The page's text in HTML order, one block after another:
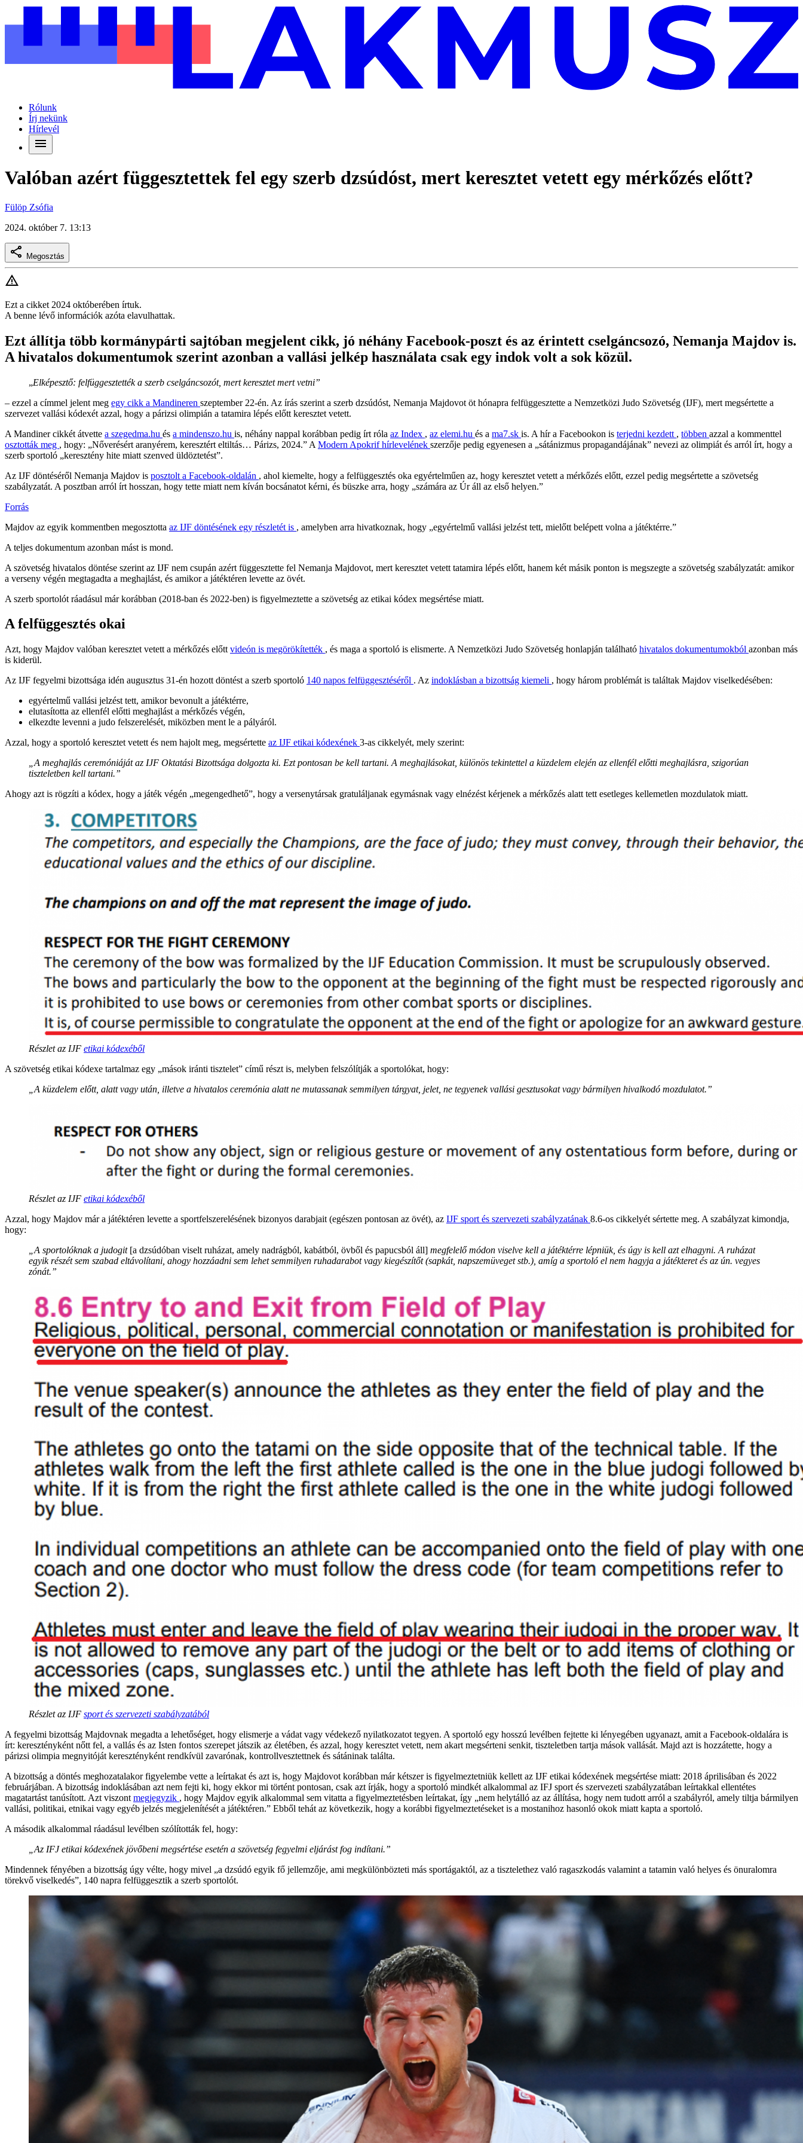
Rólunk
Írj nekünk
Hírlevél
Valóban azért függesztettek fel egy szerb dzsúdóst, mert keresztet vetett egy mérkőzés előtt?
Fülöp Zsófia
2024. október 7. 13:13
Megosztás
Ezt a cikket 2024 októberében írtuk.
A benne lévő információk azóta elavulhattak.
Ezt állítja több kormánypárti sajtóban megjelent cikk, jó néhány Facebook-poszt és az érintett cselgáncsozó, Nemanja Majdov is.
A hivatalos dokumentumok szerint azonban a vallási jelkép használata csak egy indok volt a sok közül.
„Elképesztő: felfüggesztették a szerb cselgáncsozót, mert keresztet mert vetni”
– ezzel a címmel jelent meg egy cikk a Mandineren szeptember 22-én. Az írás szerint a szerb dzsúdóst, Nemanja Majdovot öt hónapra felfüggesztette a Nemzetközi Judo Szövetség (IJF), mert megsértette a
szervezet vallási kódexét azzal, hogy a párizsi olimpián a tatamira lépés előtt keresztet vetett.
A Mandiner cikkét átvette a szegedma.hu és a mindenszo.hu is, néhány nappal korábban pedig írt róla az Index , az elemi.hu és a ma7.sk is. A hír a Facebookon is terjedni kezdett , többen azzal a kommenttel
osztották meg , hogy: „Nőverésért aranyérem, keresztért eltiltás… Párizs, 2024.” A Modern Apokrif hírlevelének szerzője pedig egyenesen a „sátánizmus propagandájának” nevezi az olimpiát és arról írt, hogy a
szerb sportoló „keresztény hite miatt szenved üldöztetést”.
Az IJF döntéséről Nemanja Majdov is posztolt a Facebook-oldalán , ahol kiemelte, hogy a felfüggesztés oka egyértelműen az, hogy keresztet vetett a mérkőzés előtt, ezzel pedig megsértette a szövetség
szabályzatát. A posztban arról írt hosszan, hogy tette miatt nem kíván bocsánatot kérni, és büszke arra, hogy „számára az Úr áll az első helyen.”
Forrás
Majdov az egyik kommentben megosztotta az IJF döntésének egy részletét is , amelyben arra hivatkoznak, hogy „egyértelmű vallási jelzést tett, mielőtt belépett volna a játéktérre.”
A teljes dokumentum azonban mást is mond.
A szövetség hivatalos döntése szerint az IJF nem csupán azért függesztette fel Nemanja Majdovot, mert keresztet vetett tatamira lépés előtt, hanem két másik ponton is megszegte a szövetség szabályzatát: amikor
a verseny végén megtagadta a meghajlást, és amikor a játéktéren levette az övét.
A szerb sportolót ráadásul már korábban (2018-ban és 2022-ben) is figyelmeztette a szövetség az etikai kódex megsértése miatt.
A felfüggesztés okai
Azt, hogy Majdov valóban keresztet vetett a mérkőzés előtt videón is megörökítették , és maga a sportoló is elismerte. A Nemzetközi Judo Szövetség honlapján található hivatalos dokumentumokból azonban más
is kiderül.
Az IJF fegyelmi bizottsága idén augusztus 31-én hozott döntést a szerb sportoló 140 napos felfüggesztéséről . Az indoklásban a bizottság kiemeli , hogy három problémát is találtak Majdov viselkedésében:
egyértelmű vallási jelzést tett, amikor bevonult a játéktérre,
elutasította az ellenfél előtti meghajlást a mérkőzés végén,
elkezdte levenni a judo felszerelését, miközben ment le a pályáról.
Azzal, hogy a sportoló keresztet vetett és nem hajolt meg, megsértette az IJF etikai kódexének 3-as cikkelyét, mely szerint:
„A meghajlás ceremóniáját az IJF Oktatási Bizottsága dolgozta ki. Ezt pontosan be kell tartani. A meghajlásokat, különös tekintettel a küzdelem elején az ellenfél előtti meghajlásra, szigorúan
tiszteletben kell tartani.”
Ahogy azt is rögzíti a kódex, hogy a játék végén „megengedhető”, hogy a versenytársak gratuláljanak egymásnak vagy elnézést kérjenek a mérkőzés alatt tett esetleges kellemetlen mozdulatok miatt.
Részlet az IJF etikai kódexéből
A szövetség etikai kódexe tartalmaz egy „mások iránti tisztelet” című részt is, melyben felszólítják a sportolókat, hogy:
„A küzdelem előtt, alatt vagy után, illetve a hivatalos ceremónia alatt ne mutassanaksemmilyen tárgyat, jelet, ne tegyenek vallási gesztusokat vagy bármilyen hivalkodó mozdulatot.”
Részlet az IJF etikai kódexéből
Azzal, hogy Majdov már a játéktéren levette a sportfelszerelésének bizonyos darabjait (egészen pontosan az övét), az IJF sport és szervezeti szabályzatának 8.6-os cikkelyét sértette meg. A szabályzat kimondja,
hogy:
„A sportolóknak a judogit [a dzsúdóban viselt ruházat, amely nadrágból, kabátból, övből és papucsból áll] megfelelő módon viselve kell a játéktérre lépniük, és úgy is kell azt elhagyni. A ruházat
egyik részét sem szabad eltávolítani, ahogy hozzáadni sem lehet semmilyen ruhadarabot vagy kiegészítőt (sapkát, napszemüveget stb.), amíg a sportoló el nem hagyja a játékteret és az ún. vegyes
zónát.”
Részlet az IJF sport és szervezeti szabályzatából
A fegyelmi bizottság Majdovnak megadta a lehetőséget, hogy elismerje a vádat vagy védekező nyilatkozatot tegyen. A sportoló egy hosszú levélben fejtette ki lényegében ugyanazt, amit a Facebook-oldalára is
írt: keresztényként nőtt fel, a vallás és az Isten fontos szerepet játszik az életében, és azzal, hogy keresztet vetett, nem akart megsérteni senkit, tiszteletben tartja mások vallását. Majd azt is hozzátette, hogy a
párizsi olimpia megnyitóját keresztényként rendkívül zavarónak, kontrollvesztettnek és sátáninak találta.
A bizottság a döntés meghozatalakor figyelembe vette a leírtakat és azt is, hogy Majdovot korábban már kétszer is figyelmeztetniük kellett az IJF etikai kódexének megsértése miatt: 2018 áprilisában és 2022
februárjában. A bizottság indoklásában azt nem fejti ki, hogy ekkor mi történt pontosan, csak azt írják, hogy a sportoló mindkét alkalommal az IFJ sport és szervezeti szabályzatában leírtakkal ellentétes
magatartást tanúsított. Azt viszont megjegyzik , hogy Majdov egyik alkalommal sem vitatta a figyelmeztetésben leírtakat, így „nem helytálló az az állítása, hogy nem tudott arról a szabályról, amely tiltja bármilyen
vallási, politikai, etnikai vagy egyéb jelzés megjelenítését a játéktéren.” Ebből tehát az következik, hogy a korábbi figyelmeztetéseket is a mostanihoz hasonló okok miatt kapta a sportoló.
A második alkalommal ráadásul levélben szólították fel, hogy:
„Az IFJ etikai kódexének jövőbeni megsértése esetén a szövetség fegyelmi eljárást fog indítani.”
Mindennek fényében a bizottság úgy vélte, hogy mivel „a dzsúdó egyik fő jellemzője, ami megkülönbözteti más sportágaktól, az a tisztelethez való ragaszkodás valamint a tatamin való helyes és önuralomra
törekvő viselkedés”, 140 napra felfüggesztik a szerb sportolót.